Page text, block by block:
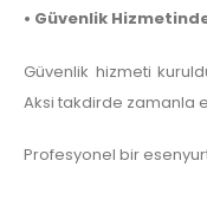
• Güvenlik
Güvenlik hizmeti
Aksi takdirde zamanla
Profesyonel bir